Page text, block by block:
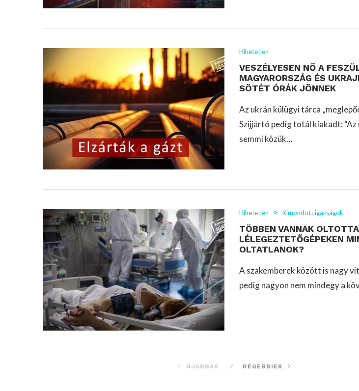
Hihetetlen
VESZÉLYESEN NŐ A
MAGYARORSZÁG ÉS
SÖTÉT ÓRÁK JÖNNEK
Az ukrán külügyi tárca
Szijjártó pedig totál kiakadt: “Az
semmi közük…
Hihetetlen Kimondott igazságok
TÖBBEN VANNAK
LÉLEGEZTETŐGÉPEKEN
OLTATLANOK?
A szakemberek között is nagy
pedig nagyon nem mindegy a
ÚJABBAK RÉGEBBIEK